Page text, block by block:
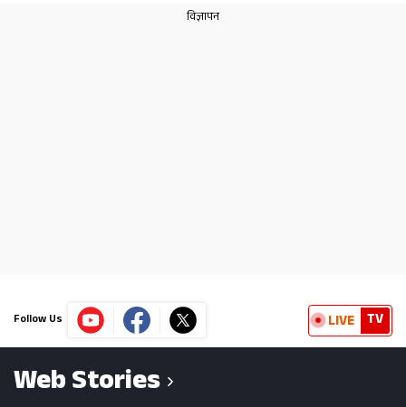
Follow Us LIVE TV
Web Stories